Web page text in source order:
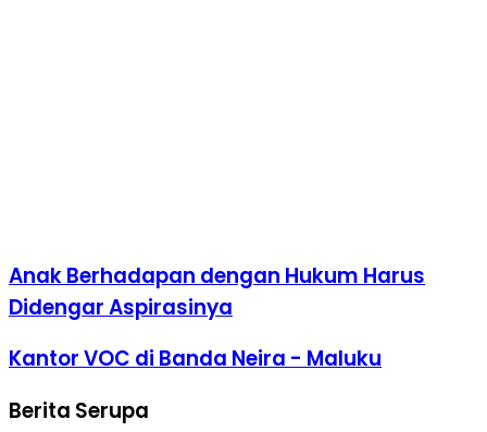
Anak Berhadapan dengan Hukum Harus
Didengar Aspirasinya
Kantor VOC di Banda Neira - Maluku
Berita Serupa